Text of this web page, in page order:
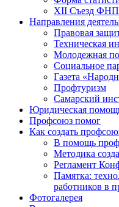
XII Съезд
Направления
Правовая
Техническая
Молодежная
Социальное
Газета
Профтуризм
Самарский
Юридическая
Профсоюз помог
Как создать
В помощь
Методика
Регламент
Памятка:
работников в
Фотогалерея